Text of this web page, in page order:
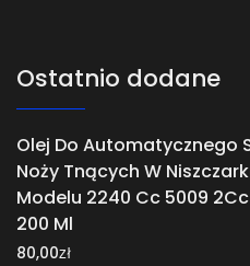
Ostatnio dodane
Olej Do Automatycznego
Noży Tnących W
Modelu 2240 Cc 5009
200 Ml
80,00zł